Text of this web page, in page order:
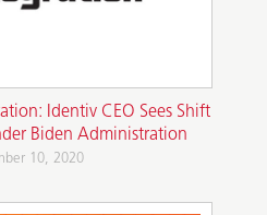
Identiv CEO Sees Shift
Biden Administration
10, 2020